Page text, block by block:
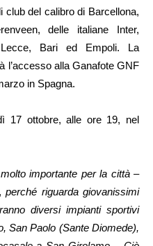
club del calibro di Barcellona,
delle italiane Inter,
Bari ed Empoli. La
l’accesso alla Ganafote GNF
in Spagna.
17 ottobre, alle ore 19, nel
importante per la città –
,perché riguarda giovanissimi
diversi impianti sportivi
San Paolo (Sante Diomede),